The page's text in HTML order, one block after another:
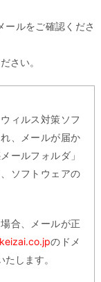
ールをご確認くださ
さい。
ィルス対策ソフ
、メールが届か
ールフォルダ」
ソフトウェアの
合、メールが正
のドメ
します。